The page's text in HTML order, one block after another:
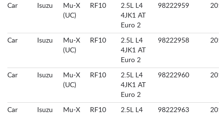
Car Isuzu
Mu-X
(UC)
RF10
2.5L L4
4JK1 AT
Euro 2
98222959
Car Isuzu
Mu-X
(UC)
RF10
2.5L L4
4JK1 AT
Euro 2
98222958
Car Isuzu
Mu-X
(UC)
RF10
2.5L L4
4JK1 AT
Euro 2
98222960
Car Isuzu
Mu-X
RF10
2.5L L4
98222963